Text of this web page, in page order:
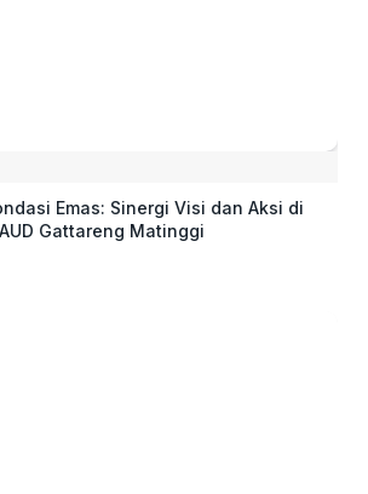
Emas: Sinergi Visi dan Aksi di
Gattareng Matinggi